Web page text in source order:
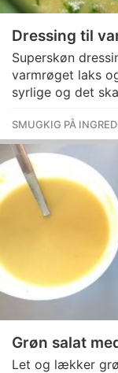
Dressing til
Superskøn
varmrøget laks
syrlige og det
SMUGKIG PÅ
Grøn salat
Let og lækker